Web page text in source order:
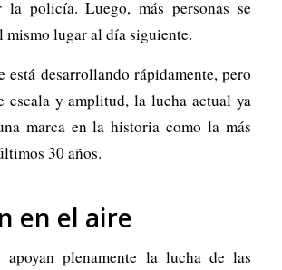
la policía. Luego, más personas se
mismo lugar al día siguiente.
está desarrollando rápidamente, pero
escala y amplitud, la lucha actual ya
marca en la historia como la más
30 años.
en el aire
apoyan plenamente la lucha de las